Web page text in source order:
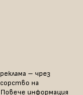
– чрез
на
информация